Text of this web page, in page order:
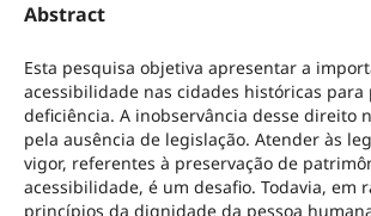
Abstract
Esta pesquisa objetiva apresentar a
acessibilidade nas cidades históricas para
deficiência. A inobservância desse direito
pela ausência de legislação. Atender às
vigor, referentes à preservação de
acessibilidade, é um desafio. Todavia, em
princípios da dignidade da pessoa